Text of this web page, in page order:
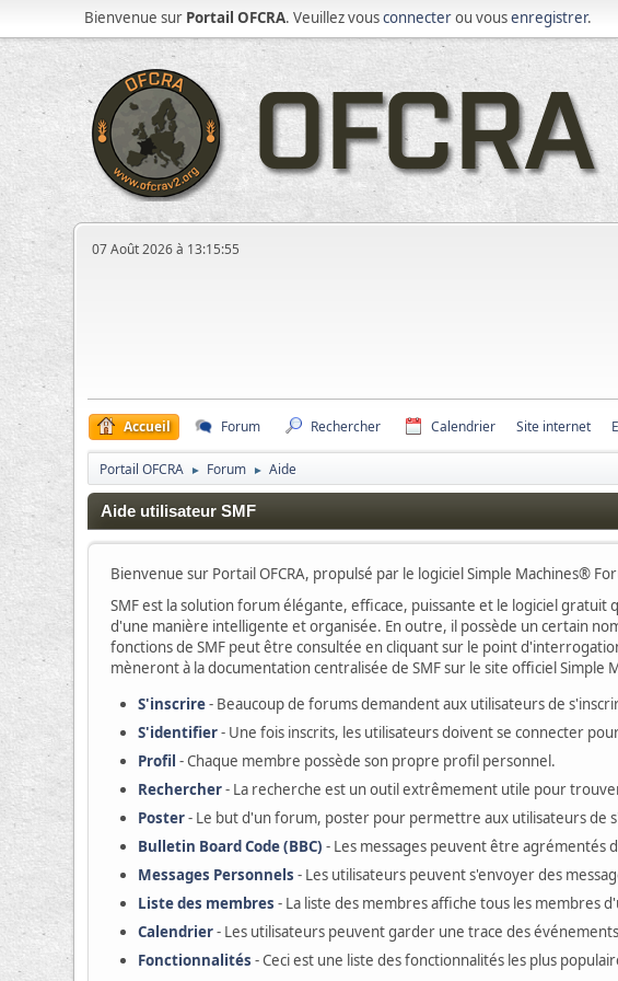
Bienvenue sur Portail OFCRA. Veuillez vousconnecterou vousenregistrer.
07 Août 2026 à 13:15:55
Accueil Forum Rechercher Calendrier Site internet
Portail OFCRA ► Forum ► Aide
Aide utilisateur SMF
Bienvenue sur Portail OFCRA, propulsé par le logiciel Simple Machines®
SMF est la solution forum élégante, efficace, puissante et le logiciel
d'une manière intelligente et organisée. En outre, il possède un certain
fonctions de SMF peut être consultée en cliquant sur le point
mèneront à la documentation centralisée de SMF sur le site officiel Simple
S'inscrire- Beaucoup de forums demandent aux utilisateurs de
S'identifier- Une fois inscrits, les utilisateurs doivent se connecter
Profil - Chaque membre possède son propre profil personnel.
Rechercher- La recherche est un outil extrêmement utile pour
Poster- Le but d'un forum, poster pour permettre aux utilisateurs de
Bulletin Board Code (BBC) - Les messages peuvent être agrémentés
Messages Personnels - Les utilisateurs peuvent s'envoyer des
Liste des membres - La liste des membres affiche tous les membres
Calendrier- Les utilisateurs peuvent garder une trace des
Fonctionnalités - Ceci est une liste des fonctionnalités les plus